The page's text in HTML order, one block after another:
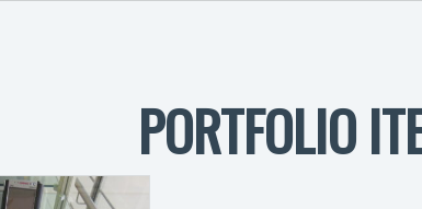
PORTFOLIO